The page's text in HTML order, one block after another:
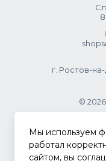
г. Ростов-на-
©
Мы используем
работал
сайтом, вы